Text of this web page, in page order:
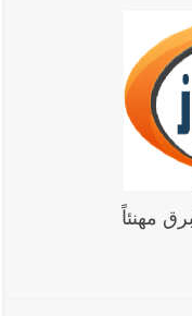
منفجرة
طفيف بالحرارة
المعلومات تُسفر عن
مهنئاً